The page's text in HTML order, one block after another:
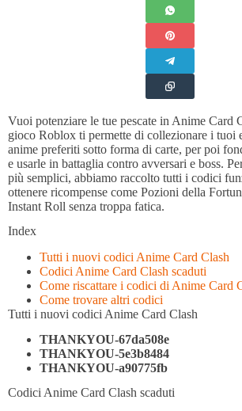
Vuoi potenziare le tue pescate in Anime Card
gioco Roblox ti permette di collezionare i tuoi
anime preferiti sotto forma di carte, per poi
e usarle in battaglia contro avversari e boss.
più semplici, abbiamo raccolto tutti i codici
ottenere ricompense come Pozioni della
Instant Roll senza troppa fatica.
Index
Tutti i nuovi codici Anime Card Clash
Codici Anime Card Clash scaduti
Come riscattare i codici di Anime Card
Come trovare altri codici
Tutti i nuovi codici Anime Card Clash
THANKYOU-67da508e
THANKYOU-5e3b8484
THANKYOU-a90775fb
Codici Anime Card Clash scaduti